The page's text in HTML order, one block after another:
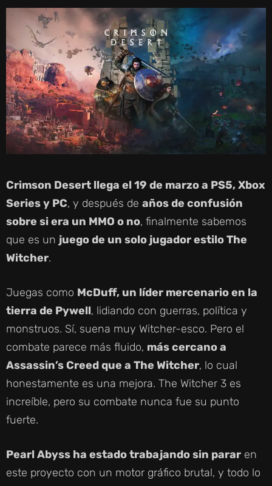
Crimson Desert llega el 19 de marzo a PS5, Xbox
Series y PC, y después de años de confusión
sobre si era un MMO o no, finalmente sabemos
que es un juego de un solo jugador estilo The
Witcher.
Juegas como McDuff, un líder mercenario en la
tierra de Pywell, lidiando con guerras, política y
monstruos. Sí, suena muy Witcher-esco. Pero el
combate parece más fluido, más cercano a
Assassin’s Creed que a The Witcher, lo cual
honestamente es una mejora. The Witcher 3 es
increíble, pero su combate nunca fue su punto
fuerte.
Pearl Abyss ha estado trabajando sin parar en
este proyecto con un motor gráfico brutal, y todo lo